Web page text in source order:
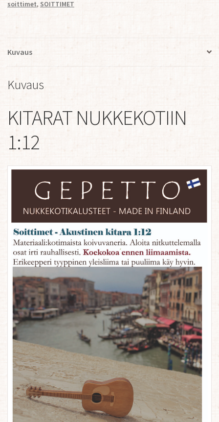
soittimet, SOITTIMET
Kuvaus
Kuvaus
KITARAT NUKKEKOTIIN
1:12